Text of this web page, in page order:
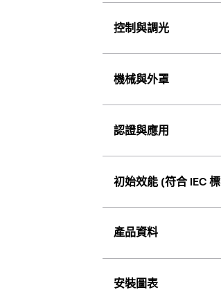
控制與調光
機械與外罩
認證與應用
初始效能 (符合 IEC
產品資料
安裝圖表